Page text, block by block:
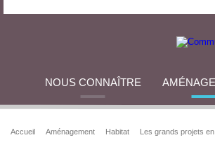
NOUS CONNAÎTRE
Accueil Aménagement Habitat Les grands projets